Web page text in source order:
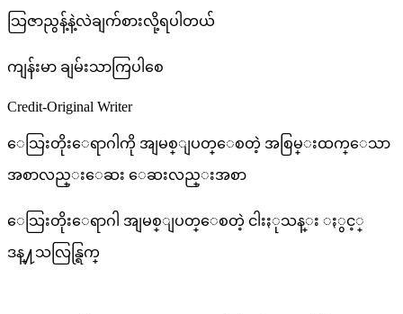
သြဇာညွန့်နဲ့လဲချက်စားလို့ရပါတယ်
ကျန်းမာ ချမ်းသာကြပါစေ
Credit-Original Writer
ေသြးတိုးေရာဂါကို အျမစ္ျပတ္ေစတဲ့ အစြမ္းထက္ေသာ
အစာလည္းေဆး ေဆးလည္းအစာ
ေသြးတိုးေရာဂါ အျမစ္ျပတ္ေစတဲ့ ငါးႏုသန္း ႏွင့္
ဒန္႔သလြန္ရြက္